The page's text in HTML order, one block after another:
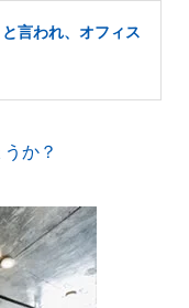
言われ、オフィス
か？